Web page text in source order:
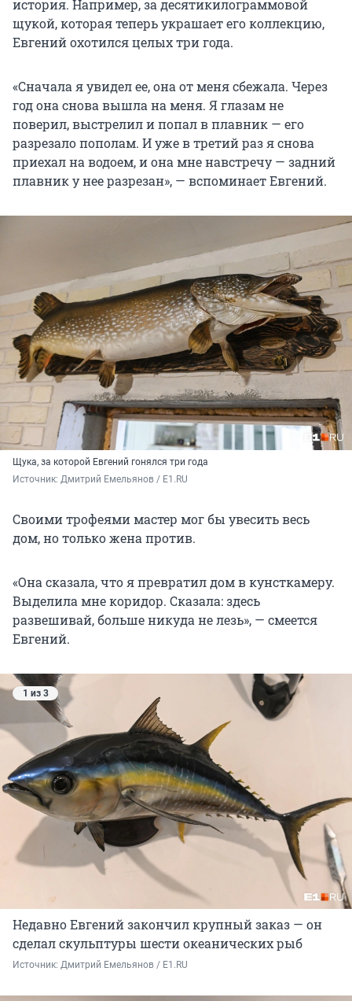
история. Например, за десятикилограммовой
щукой, которая теперь украшает его коллекцию,
Евгений охотился целых три года.
«Сначала я увидел ее, она от меня сбежала. Через
год она снова вышла на меня. Я глазам не
поверил, выстрелил и попал в плавник — его
разрезало пополам. И уже в третий раз я снова
приехал на водоем, и она мне навстречу — задний
плавник у нее разрезан», — вспоминает Евгений.
Щука, за которой Евгений гонялся три года
Источник: Дмитрий Емельянов / E1.RU
Своими трофеями мастер мог бы увесить весь
дом, но только жена против.
«Она сказала, что я превратил дом в кунсткамеру.
Выделила мне коридор. Сказала: здесь
развешивай, больше никуда не лезь», — смеется
Евгений.
1 из 3
Недавно Евгений закончил крупный заказ — он
сделал скульптуры шести океанических рыб
Источник: Дмитрий Емельянов / E1.RU